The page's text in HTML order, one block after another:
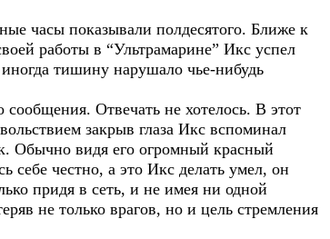
часы показывали полдесятого. Ближе к
работы в “Ультрамарине” Икс успел
тишину нарушало чье-нибудь
Отвечать не хотелось. В этот
закрыв глаза Икс вспоминал
Обычно видя его огромный красный
себе честно, а это Икс делать умел, он
придя в сеть, и не имея ни одной
не только врагов, но и цель стремления